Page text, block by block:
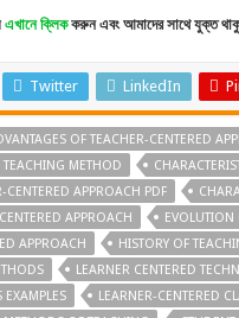
এখানে ক্লিককরুন এবং আমাদের সাথে যুক্ত
Twitter LinkedIn
OF TEACHER-CENTERED
METHOD
CENTERED APPROACH PDF
APPROACH
EVOLUTION
APPROACH
HISTORY OF
LEARNER CENTERED
EXAMPLES
LEARNER-CENTERED